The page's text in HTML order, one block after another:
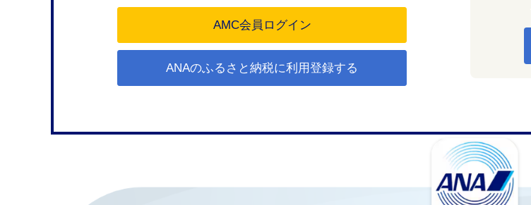
ANAのふるさと納税に利用登録する